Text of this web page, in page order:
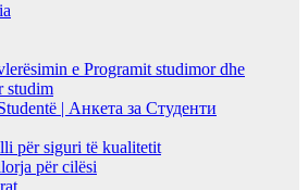
e Programit studimor dhe
studim
| Анкета за Студенти
për siguri të kualitetit
për cilësi